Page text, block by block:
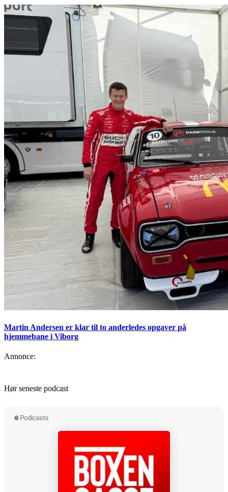
Martin Andersen er klar til to anderledes opgaver på
hjemmebane i Viborg
Annonce:
Hør seneste podcast